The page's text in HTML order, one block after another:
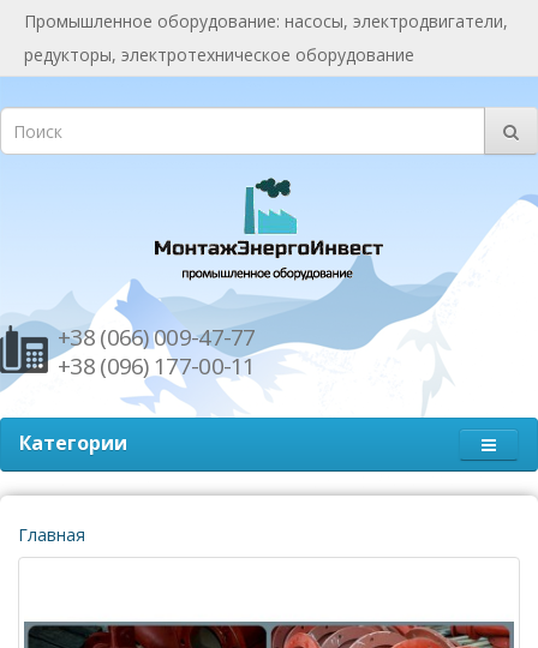
Промышленное оборудование: насосы, электродвигатели,
редукторы, электротехническое оборудование
+38 (066) 009-47-77
+38 (096) 177-00-11
Категории
Главная